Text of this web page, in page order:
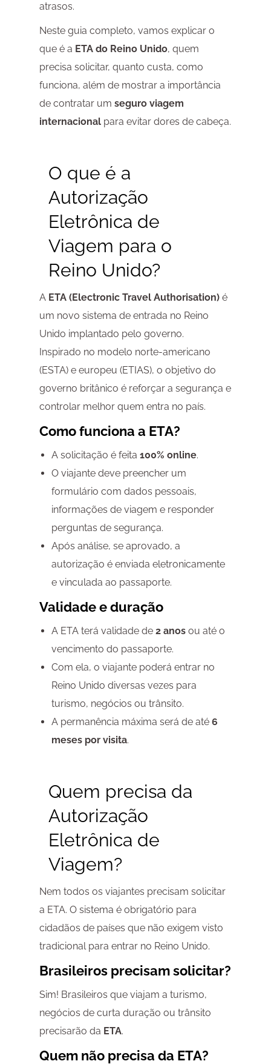
atrasos.
Neste guia completo, vamos explicar o
que é a ETA do Reino Unido, quem
precisa solicitar, quanto custa, como
funciona, além de mostrar a importância
de contratar um seguro viagem
internacionalpara evitar dores de cabeça.
O que é a
Autorização
Eletrônica de
Viagem para o
Reino Unido?
A ETA (Electronic Travel Authorisation)é
um novo sistema de entrada no Reino
Unido implantado pelo governo.
Inspirado no modelo norte-americano
(ESTA) e europeu (ETIAS), o objetivo do
governo britânico é reforçar a segurança e
controlar melhor quem entra no país.
Como funciona a ETA?
A solicitação é feita 100% online.
O viajante deve preencher um
formulário com dados pessoais,
informações de viagem e responder
perguntas de segurança.
Após análise, se aprovado, a
autorização é enviada eletronicamente
e vinculada ao passaporte.
Validade e duração
A ETA terá validade de 2 anosou até o
vencimento do passaporte.
Com ela, o viajante poderá entrar no
Reino Unido diversas vezes para
turismo, negócios ou trânsito.
A permanência máxima será de até 6
meses por visita.
Quem precisa da
Autorização
Eletrônica de
Viagem?
Nem todos os viajantes precisam solicitar
a ETA. O sistema é obrigatório para
cidadãos de países que não exigem visto
tradicional para entrar no Reino Unido.
Brasileiros precisam solicitar?
Sim! Brasileiros que viajam a turismo,
negócios de curta duração ou trânsito
precisarão da ETA.
Quem não precisa da ETA?